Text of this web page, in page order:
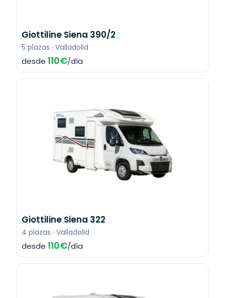
Giottiline Siena 390/2
5 plazas · Valladolid
desde110€/día
Giottiline Siena 322
4 plazas · Valladolid
desde110€/día